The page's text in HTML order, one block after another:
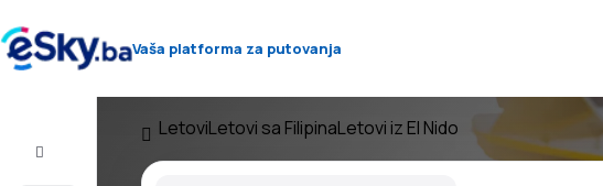
Vaša platforma za putovanja
LetoviLetovi sa FilipinaLetovi iz El Nido